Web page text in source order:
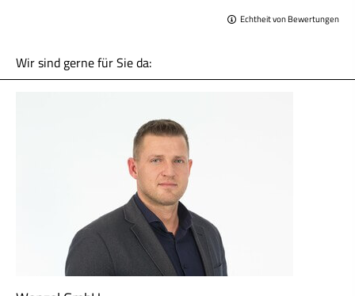
Echtheit von Bewertungen
Wir sind gerne für Sie da: